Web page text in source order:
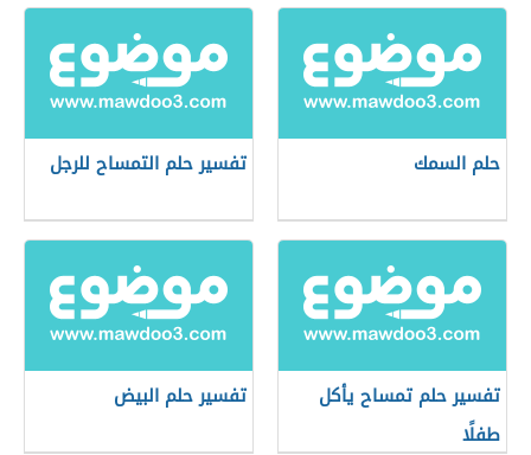
حلم السمك تفسير حلم التمساح للرجل
تفسير حلم تمساح يأكل
طفلًا
تفسير حلم البيض